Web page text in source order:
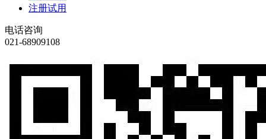
注册试用
电话咨询
021-68909108